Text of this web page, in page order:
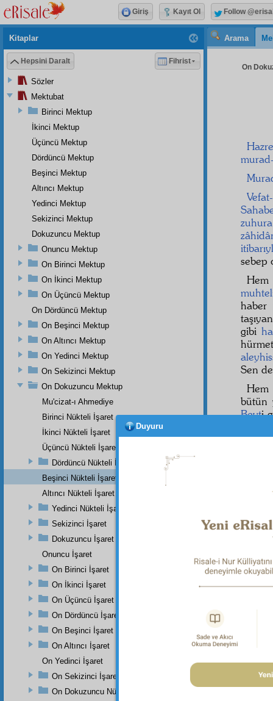
Arama
On
zuhura
sebep
Hem
gibi
Sen
bütün
Beyti
umum
6898.
Kitaplar
Hepsini Daralt Fihrist
Sözler
Mektubat
Birinci Mektup
İkinci Mektup
Üçüncü Mektup
Dördüncü Mektup
Beşinci Mektup
Altıncı Mektup
Yedinci Mektup
Sekizinci Mektup
Dokuzuncu Mektup
Onuncu Mektup
On Birinci Mektup
On İkinci Mektup
On Üçüncü Mektup
On Dördüncü Mektup
On Beşinci Mektup
On Altıncı Mektup
On Yedinci Mektup
On Sekizinci Mektup
On Dokuzuncu Mektup
Mu'cizat-ı Ahmediye
Birinci Nükteli İşaret
İkinci Nükteli İşaret
Üçüncü Nükteli İşaret
Dördüncü Nükteli İşaret
Beşinci Nükteli İşaret
Altıncı Nükteli İşaret
Yedinci Nükteli İşaret
Sekizinci İşaret
Dokuzuncu İşaret
Onuncu İşaret
On Birinci İşaret
On İkinci İşaret
On Üçüncü İşaret
On Dördüncü İşaret
On Beşinci İşaret
On Altıncı İşaret
On Yedinci İşaret
On Sekizinci İşaret
On Dokuzuncu Nükteli İşaret
Giriş Kayıt Ol Follow
Duyuru